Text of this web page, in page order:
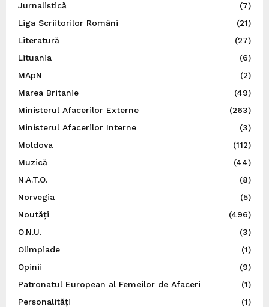
Jurnalistică
(7)
Liga Scriitorilor Români
(21)
Literatură
(27)
Lituania
(6)
MApN
(2)
Marea Britanie
(49)
Ministerul Afacerilor Externe
(263)
Ministerul Afacerilor Interne
(3)
Moldova
(112)
Muzică
(44)
N.A.T.O.
(8)
Norvegia
(5)
Noutăți
(496)
O.N.U.
(3)
Olimpiade
(1)
Opinii
(9)
Patronatul European al Femeilor de Afaceri
(1)
Personalități
(1)